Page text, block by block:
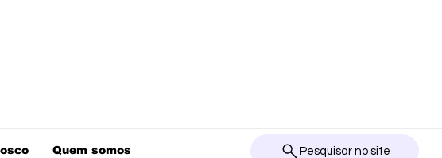
Quem somos Pesquisar no site